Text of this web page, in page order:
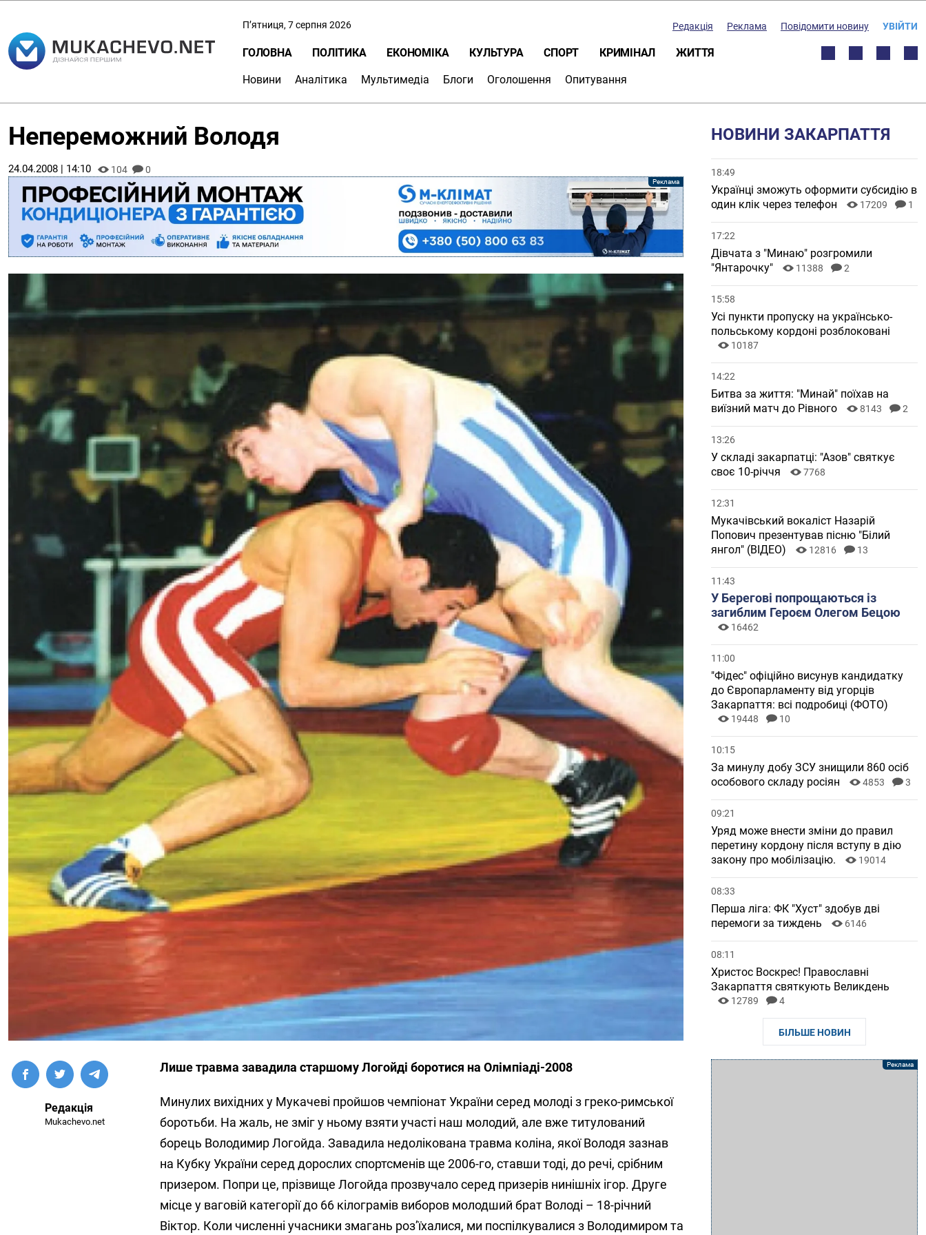
П’ятниця, 7 серпня 2026 Редакція Реклама Повідомити новину УВІЙТИ
ГОЛОВНА ПОЛІТИКА ЕКОНОМІКА КУЛЬТУРА СПОРТ КРИМІНАЛ ЖИТТЯ
Новини Аналітика Мультимедіа Блоги Оголошення Опитування
Непереможний Володя
24.04.2008 | 14:10 104 0
Редакція
Mukachevo.net
Лише травма завадила старшому Логойді боротися на Олімпіаді-2008
Минулих вихідних у Мукачеві пройшов чемпіонат України серед молоді з греко-римської
боротьби. На жаль, не зміг у ньому взяти участі наш молодий, але вже титулований
борець Володимир Логойда. Завадила недолікована травма коліна, якої Володя зазнав
на Кубку України серед дорослих спортсменів ще 2006-го, ставши тоді, до речі, срібним
призером. Попри це, прізвище Логойда прозвучало серед призерів нинішніх ігор. Друге
місце у ваговій категорії до 66 кіло­грамів виборов молодший брат Володі – 18-річний
Віктор. Коли численні учасники змагань роз’їхалися, ми поспілкувалися з Володимиром та
НОВИНИ ЗАКАРПАТТЯ
18:49
Українці зможуть оформити субсидію в
один клік через телефон
17209 1
17:22
Дівчата з "Минаю" розгромили
"Янтарочку"
11388 2
15:58
Усі пункти пропуску на українсько-
польському кордоні розблоковані
10187
14:22
Битва за життя: "Минай" поїхав на
виїзний матч до Рівного
8143 2
13:26
У складі закарпатці: "Азов" святкує
своє 10-річчя
7768
12:31
Мукачівський вокаліст Назарій
Попович презентував пісню "Білий
янгол" (ВІДЕО)
12816 13
11:43
У Берегові попрощаються із
загиблим Героєм Олегом Бецою
16462
11:00
"Фідес" офіційно висунув кандидатку
до Європарламенту від угорців
Закарпаття: всі подробиці (ФОТО)
19448 10
10:15
За минулу добу ЗСУ знищили 860 осіб
особового складу росіян
4853 3
09:21
Уряд може внести зміни до правил
перетину кордону після вступу в дію
закону про мобілізацію.
19014
08:33
Перша ліга: ФК "Хуст" здобув дві
перемоги за тиждень
6146
08:11
Христос Воскрес! Православні
Закарпаття святкують Великдень
12789 4
БІЛЬШЕ НОВИН